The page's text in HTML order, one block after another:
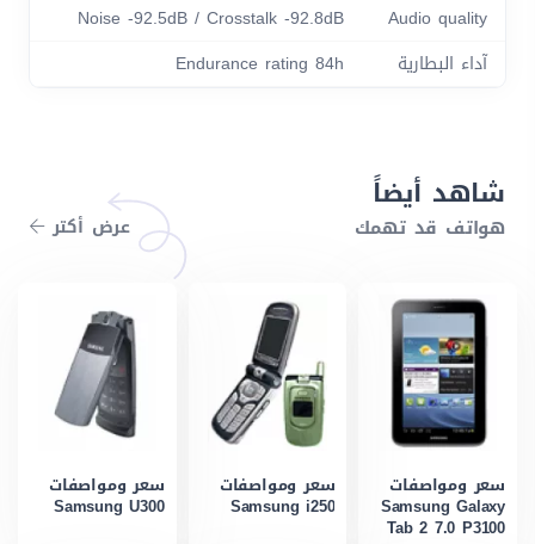
Audio quality
Noise -92.5dB / Crosstalk -92.8dB
آداء البطارية
Endurance rating 84h
شاهد أيضاً
هواتف قد تهمك عرض أكتر
سعر ومواصفات
Samsung Galaxy
Tab 2 7.0 P3100
سعر ومواصفات
Samsung i250
سعر ومواصفات
Samsung U300